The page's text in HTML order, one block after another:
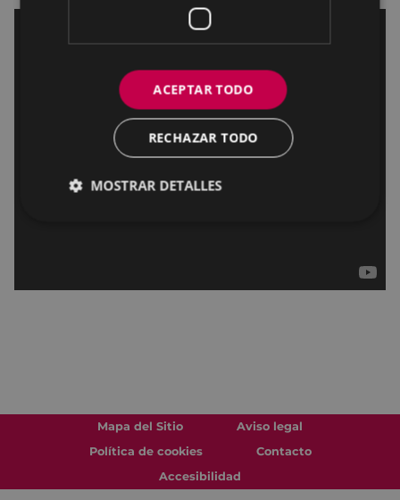
Mapa del Sitio
Aviso legal
Política de cookies
Contacto
Accesibilidad
ACEPTAR TODO
RECHAZAR TODO
MOSTRAR DETALLES